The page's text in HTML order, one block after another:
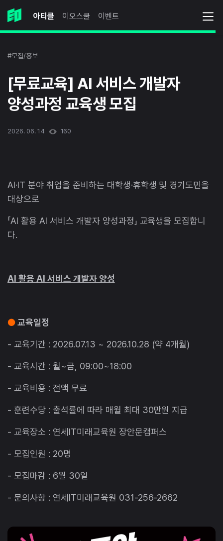
아티클 이오스쿨 이벤트
#모집/홍보
[무료교육] AI 서비스 개발자
양성과정 교육생 모집
2026. 06. 14 160
AI·IT 분야 취업을 준비하는 대학생·휴학생 및 경기도민을
대상으로
「AI 활용 AI 서비스 개발자 양성과정」 교육생을 모집합니
다.
AI 활용 AI 서비스 개발자 양성
●교육일정
- 교육기간 : 2026.07.13 ~ 2026.10.28 (약 4개월)
- 교육시간 : 월~금, 09:00~18:00
- 교육비용 : 전액 무료
- 훈련수당 : 출석률에 따라 매월 최대 30만원 지급
- 교육장소 : 연세IT미래교육원 장안문캠퍼스
- 모집인원 : 20명
- 모집마감 : 6월 30일
- 문의사항 : 연세IT미래교육원 031-256-2662